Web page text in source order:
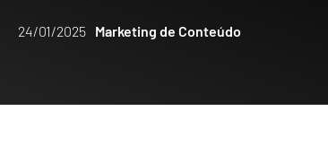
24/01/2025 Marketing de Conteúdo